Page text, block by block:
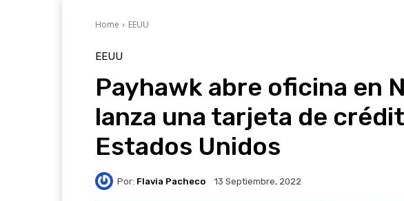
Home EEUU
EEUU
Payhawk abre oficina en
lanza una tarjeta de
Estados Unidos
Por: Flavia Pacheco 13 Septiembre, 2022